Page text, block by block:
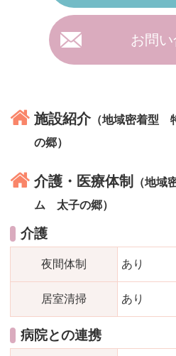
お問
施設紹介（地域密着型
の郷）
介護・医療体制
（地
ム 太子の郷）
介護
夜間体制 あり
居室清掃 あり
病院との連携